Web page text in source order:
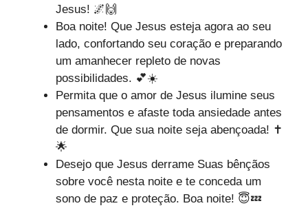
Jesus! 🌌🙌
Boa noite! Que Jesus esteja agora ao seu
lado, confortando seu coração e preparando
um amanhecer repleto de novas
possibilidades. 💕☀️
Permita que o amor de Jesus ilumine seus
pensamentos e afaste toda ansiedade antes
de dormir. Que sua noite seja abençoada! ✝️
🌟
Desejo que Jesus derrame Suas bênçãos
sobre você nesta noite e te conceda um
sono de paz e proteção. Boa noite! 😇💤